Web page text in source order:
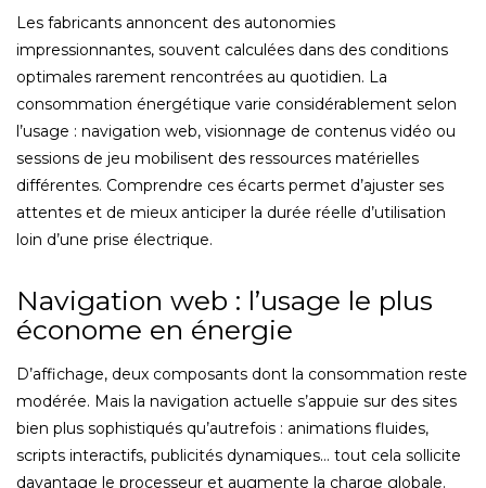
Les fabricants annoncent des autonomies
impressionnantes, souvent calculées dans des conditions
optimales rarement rencontrées au quotidien. La
consommation énergétique varie considérablement selon
l’usage : navigation web, visionnage de contenus vidéo ou
sessions de jeu mobilisent des ressources matérielles
différentes. Comprendre ces écarts permet d’ajuster ses
attentes et de mieux anticiper la durée réelle d’utilisation
loin d’une prise électrique.
Navigation web : l’usage le plus
économe en énergie
D’affichage, deux composants dont la consommation reste
modérée. Mais la navigation actuelle s’appuie sur des sites
bien plus sophistiqués qu’autrefois : animations fluides,
scripts interactifs, publicités dynamiques… tout cela sollicite
davantage le processeur et augmente la charge globale.